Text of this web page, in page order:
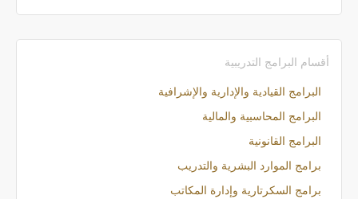
أقسام البرامج التدريبية
البرامج القيادية والإدارية والإشرافية
البرامج المحاسبية والمالية
البرامج القانونية
برامج الموارد البشرية والتدريب
برامج السكرتارية وإدارة المكاتب